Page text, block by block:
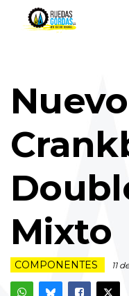
Mixto
COMPONENTES 11